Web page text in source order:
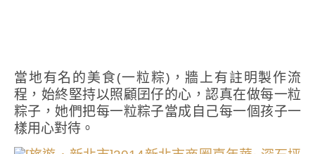
當地有名的美食(一粒粽)，牆上有註明製作流
程，始終堅持以照顧囝仔的心，認真在做每一粒
粽子，她們把每一粒粽子當成自己每一個孩子一
樣用心對待。